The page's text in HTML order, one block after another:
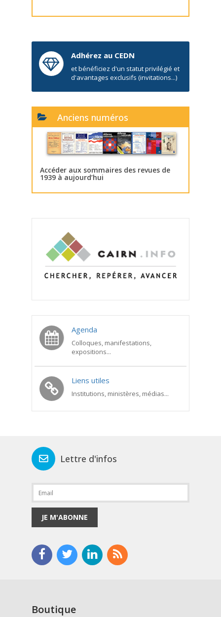
Adhérez au CEDN
et bénéficiez d'un statut privilégié et
d'avantages exclusifs (invitations...)
Anciens numéros
Accéder aux sommaires des revues de
1939 à aujourd’hui
Agenda
Colloques, manifestations,
expositions...
Liens utiles
Institutions, ministères, médias...
Lettre d'infos
JE M'ABONNE
Boutique